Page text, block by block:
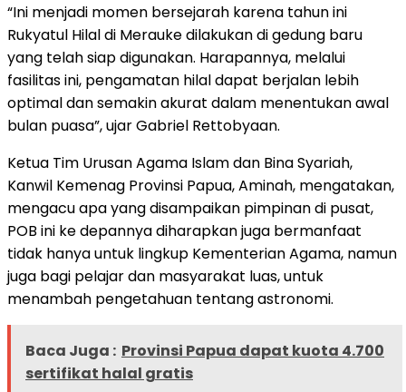
“Ini menjadi momen bersejarah karena tahun ini
Rukyatul Hilal di Merauke dilakukan di gedung baru
yang telah siap digunakan. Harapannya, melalui
fasilitas ini, pengamatan hilal dapat berjalan lebih
optimal dan semakin akurat dalam menentukan awal
bulan puasa”, ujar Gabriel Rettobyaan.
Ketua Tim Urusan Agama Islam dan Bina Syariah,
Kanwil Kemenag Provinsi Papua, Aminah, mengatakan,
mengacu apa yang disampaikan pimpinan di pusat,
POB ini ke depannya diharapkan juga bermanfaat
tidak hanya untuk lingkup Kementerian Agama, namun
juga bagi pelajar dan masyarakat luas, untuk
menambah pengetahuan tentang astronomi.
Baca Juga : Provinsi Papua dapat kuota 4.700
sertifikat halal gratis